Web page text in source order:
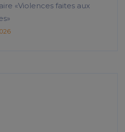
«Violences faites aux